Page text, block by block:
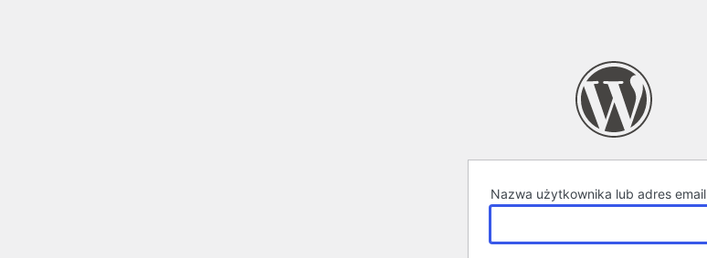
Nazwa użytkownika lub adres email